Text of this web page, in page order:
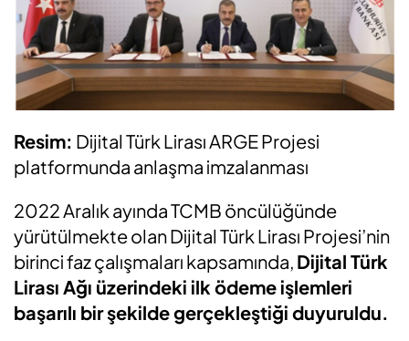
Resim: Dijital Türk Lirası ARGE Projesi
platformunda anlaşma imzalanması
2022 Aralık ayında TCMB öncülüğünde
yürütülmekte olan Dijital Türk Lirası Projesi’nin
birinci faz çalışmaları kapsamında, Dijital Türk
Lirası Ağı üzerindeki ilk ödeme işlemleri
başarılı bir şekilde gerçekleştiği duyuruldu.